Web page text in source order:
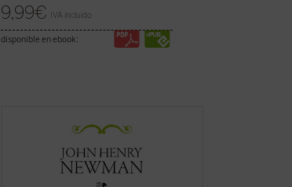
9,99€ IVA incluido
disponible en ebook:
Al igual que en el tomo anterior, los 18
Sermones parroquiales
formaron parte de la primera edición de
1842, previa a la conversión de Newman